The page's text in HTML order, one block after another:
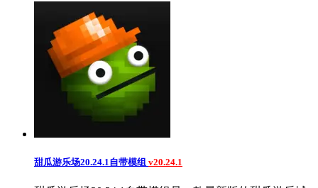
甜瓜游乐场20.24.1自带模组 v20.24.1